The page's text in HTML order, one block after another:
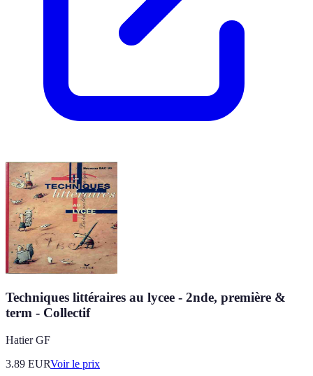
Techniques littéraires au lycee - 2nde, première &
term - Collectif
Hatier GF
3.89 EURVoir le prix